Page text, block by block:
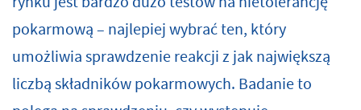
pokarmową – najlepiej wybrać ten, który
umożliwia sprawdzenie reakcji z jak największą
liczbą składników pokarmowych. Badanie to